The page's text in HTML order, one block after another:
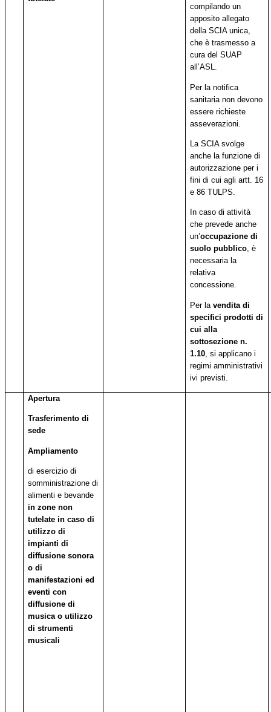
compilando un
apposito allegato
della SCIA unica,
che è trasmesso a
cura del SUAP
all’ASL.
Per la notifica
sanitaria non devono
essere richieste
asseverazioni.
La SCIA svolge
anche la funzione di
autorizzazione per i
fini di cui agli artt. 16
e 86 TULPS.
In caso di attività
che prevede anche
un’occupazione di
suolo pubblico, è
necessaria la
relativa
concessione.
Per lavendita di
specifici prodotti di
cui alla
sottosezione n.
1.10 , si applicano i
regimi amministrativi
ivi previsti.
Apertura
Trasferimento di
sede
Ampliamento
di esercizio di
somministrazione di
alimenti e bevande
in zone non
tutelate in caso di
utilizzo di
impianti di
diffusione sonora
o di
manifestazioni ed
eventi con
diffusione di
musica o utilizzo
di strumenti
musicali